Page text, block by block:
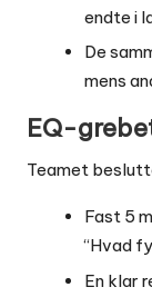
endte i
De
mens
EQ-
Teamet
Fast 5
“Hvad
En klar